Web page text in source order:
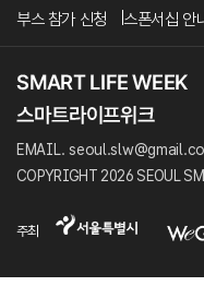
부스 참가 신청 스폰서십 안
EMAIL.
COPYRIGHT 2026 SEOUL
주최